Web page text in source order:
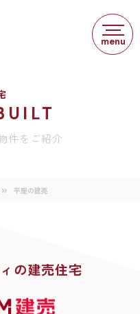
件をご紹介
平屋の建売
の建売住宅